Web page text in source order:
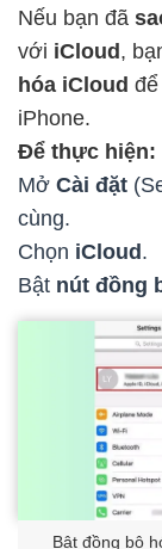
Nếu bạn đã
với iCloud,
hóa iCloud
iPhone.
Để thực hiện:
Mở Cài đặt
cùng.
Chọn iCloud.
Bật nút đồng
Bật đồng bộ